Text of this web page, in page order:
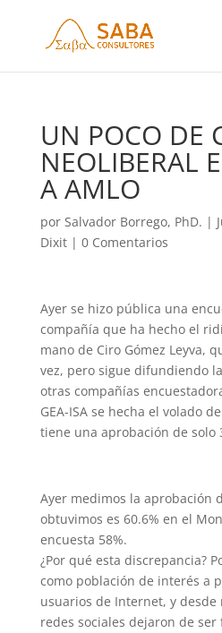
UN POCO DE
NEOLIBERAL
A AMLO
por Salvador Borrego, PhD. |
Dixit| 0 Comentarios
Ayer se hizo pública una
compañía que ha hecho el
mano de Ciro Gómez Leyva,
vez, pero sigue difundiendo
otras compañías
GEA-ISA se hecha el volado
tiene una aprobación de solo
Ayer medimos la aprobación
obtuvimos es 60.6% en el
encuesta 58%.
¿Por qué esta discrepancia?
como población de interés a
usuarios de Internet, y desde
redes sociales dejaron de ser